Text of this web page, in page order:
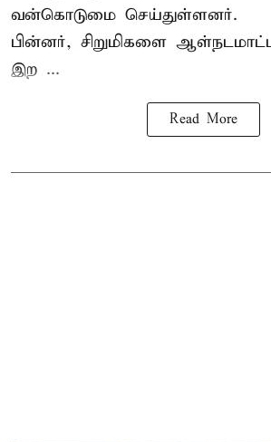
வன்கொடுமை செய்துள்ளனர்.
பின்னர், சிறுமிகளை
இற ...
Read More